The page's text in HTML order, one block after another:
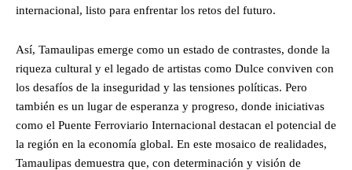
internacional, listo para enfrentar los retos del futuro.
Así, Tamaulipas emerge como un estado de contrastes, donde la
riqueza cultural y el legado de artistas como Dulce conviven con
los desafíos de la inseguridad y las tensiones políticas. Pero
también es un lugar de esperanza y progreso, donde iniciativas
como el Puente Ferroviario Internacional destacan el potencial de
la región en la economía global. En este mosaico de realidades,
Tamaulipas demuestra que, con determinación y visión de